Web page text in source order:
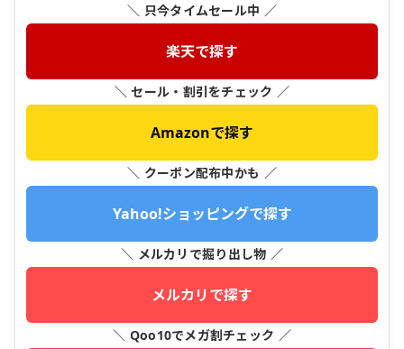
＼ 只今タイムセール中 ／
楽天で探す
＼ セール・割引をチェック ／
Amazonで探す
＼ クーポン配布中かも ／
Yahoo!ショッピングで探す
＼ メルカリで掘り出し物 ／
メルカリで探す
＼ Qoo10でメガ割チェック ／